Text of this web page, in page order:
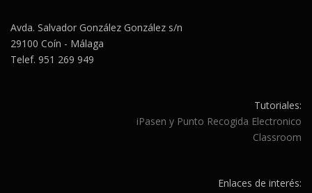
Avda. Salvador González González s/n
29100 Coín - Málaga
Telef. 951 269 949
Tutoriales:
iPasen y Punto Recogida Electronico
Classroom
Enlaces de interés: